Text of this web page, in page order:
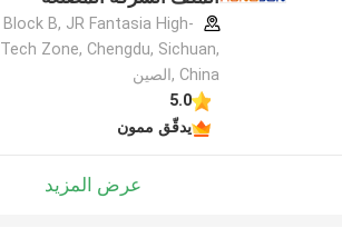
Block B, JR Fantasia High-
Tech Zone, Chengdu, Sichuan,
China ,الصين
5.0
يدقّق ممون
عرض المزيد